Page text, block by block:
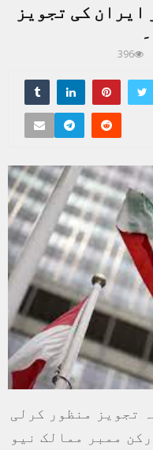
ایران کی تجویز
396
تجویز منظور کرلی
ممبر ممالک نیو